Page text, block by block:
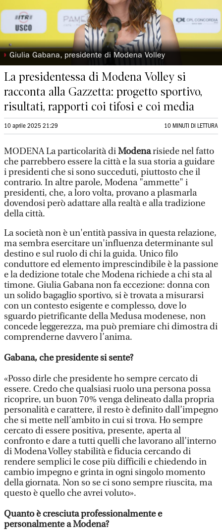
◗ Giulia Gabana, presidente di Modena Volley
La presidentessa di Modena Volley si
racconta alla Gazzetta: progetto sportivo,
risultati, rapporti coi tifosi e coi media
10 aprile 2025 21:29 10 MINUTI DI LETTURA
MODENA La particolarità diModenarisiede nel fatto
che parrebbero essere la città e la sua storia a guidare
i presidenti che si sono succeduti, piuttosto che il
contrario. In altre parole, Modena "ammette" i
presidenti, che, a loro volta, provano a plasmarla
dovendosi però adattare alla realtà e alla tradizione
della città.
La società non è un'entità passiva in questa relazione,
ma sembra esercitare un'influenza determinante sul
destino e sul ruolo di chi la guida. Unico filo
conduttore ed elemento imprescindibile è la passione
e la dedizione totale che Modena richiede a chi sta al
timone. Giulia Gabana non fa eccezione: donna con
un solido bagaglio sportivo, si è trovata a misurarsi
con un contesto esigente e complesso, dove lo
sguardo pietrificante della Medusa modenese, non
concede leggerezza, ma può premiare chi dimostra di
comprenderne davvero l’anima.
Gabana, che presidente si sente?
«Posso dirle che presidente ho sempre cercato di
essere. Credo che qualsiasi ruolo una persona possa
ricoprire, un buon 70% venga delineato dalla propria
personalità e carattere, il resto è definito dall’impegno
che si mette nell’ambito in cui si trova. Ho sempre
cercato di essere positiva, presente, aperta al
confronto e dare a tutti quelli che lavorano all’interno
di Modena Volley stabilità e fiducia cercando di
rendere semplici le cose più difficili e chiedendo in
cambio impegno e grinta in ogni singolo momento
della giornata. Non so se ci sono sempre riuscita, ma
questo è quello che avrei voluto».
Quanto è cresciuta professionalmente e
personalmente a Modena?